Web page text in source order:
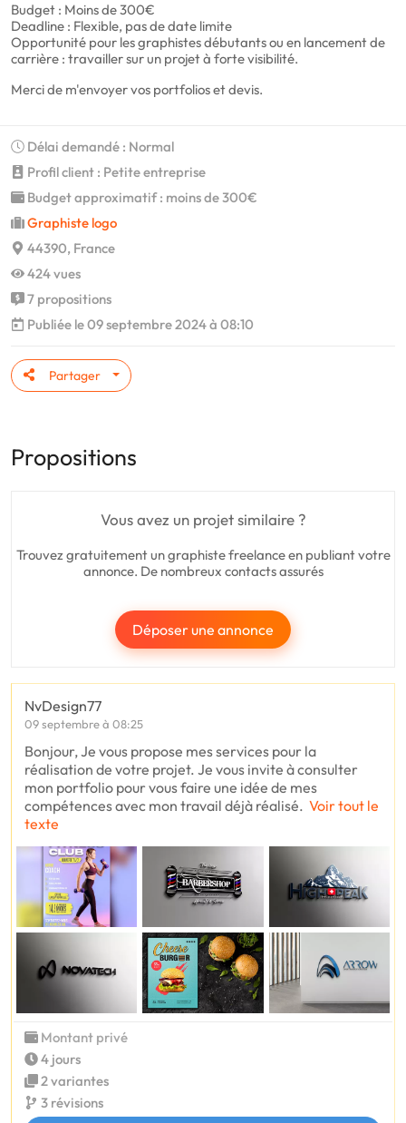
Budget : Moins de 300€
Deadline : Flexible, pas de date limite
Opportunité pour les graphistes débutants ou en lancement de
carrière : travailler sur un projet à forte visibilité.
Merci de m'envoyer vos portfolios et devis.
Délai demandé : Normal
Profil client : Petite entreprise
Budget approximatif : moins de 300€
Graphiste logo
44390, France
424 vues
7 propositions
Publiée le 09 septembre 2024 à 08:10
Partager
Propositions
Vous avez un projet similaire ?
Trouvez gratuitement un graphiste freelance en publiant votre
annonce. De nombreux contacts assurés
Déposer une annonce
NvDesign77
09 septembre à 08:25
Bonjour, Je vous propose mes services pour la
réalisation de votre projet. Je vous invite à consulter
mon portfolio pour vous faire une idée de mes
compétences avec mon travail déjà réalisé. Voir tout le
texte
Montant privé
4 jours
2 variantes
3 révisions